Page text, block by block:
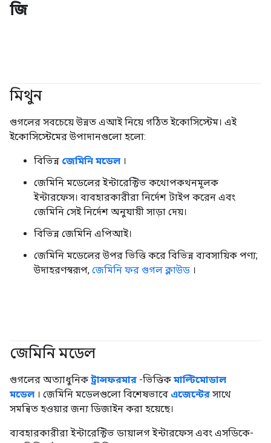
জি
মিথুন
গুগলের সবচেয়ে উন্নত এআই নিয়ে গঠিত ইকোসিস্টেম। এই
ইকোসিস্টেমের উপাদানগুলো হলো:
বিভিন্ন জেমিনি মডেল ।
জেমিনি মডেলের ইন্টারেক্টিভ কথোপকথনমূলক
ইন্টারফেস। ব্যবহারকারীরা নির্দেশ টাইপ করেন এবং
জেমিনি সেই নির্দেশ অনুযায়ী সাড়া দেয়।
বিভিন্ন জেমিনি এপিআই।
জেমিনি মডেলের উপর ভিত্তি করে বিভিন্ন ব্যবসায়িক পণ্য;
উদাহরণস্বরূপ, জেমিনি ফর গুগল ক্লাউড ।
জেমিনি মডেল
গুগলের অত্যাধুনিক ট্রান্সফরমার -ভিত্তিক মাল্টিমোডাল
মডেল । জেমিনি মডেলগুলো বিশেষভাবে এজেন্টের সাথে
সমন্বিত হওয়ার জন্য ডিজাইন করা হয়েছে।
ব্যবহারকারীরা ইন্টারেক্টিভ ডায়ালগ ইন্টারফেস এবং এসডিকে-